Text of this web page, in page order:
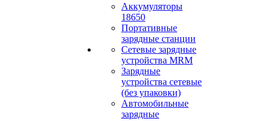
Аккумуляторы
18650
Портативные
зарядные станции
Сетевые зарядные
устройства MRM
Зарядные
устройства сетевые
(без упаковки)
Автомобильные
зарядные